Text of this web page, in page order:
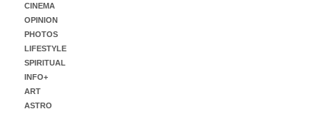
CINEMA
OPINION
PHOTOS
LIFESTYLE
SPIRITUAL
INFO+
ART
ASTRO